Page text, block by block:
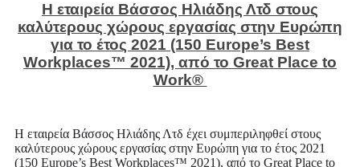
Η εταιρεία Βάσσος Ηλιάδης Λτδ στους
καλύτερους χώρους εργασίας στην Ευρώπη
για το έτος 2021 (150 Europe’s Best
Workplaces™ 2021), από το Great Place to
Work®
Η εταιρεία Βάσσος Ηλιάδης Λτδ έχει συμπεριληφθεί στους
καλύτερους χώρους εργασίας στην Ευρώπη για το έτος 2021
(150 Europe’s Best Workplaces™ 2021), από το Great Place to